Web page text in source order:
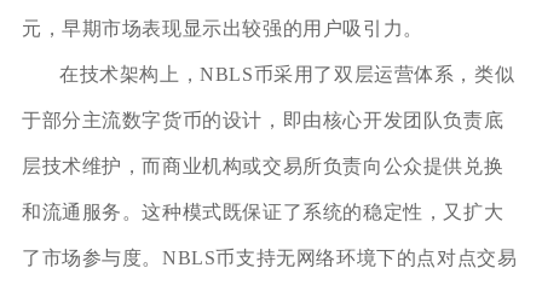
元，早期市场表现显示出较强的用户吸引力。
在技术架构上，NBLS币采用了双层运营体系，类似
于部分主流数字货币的设计，即由核心开发团队负责底
层技术维护，而商业机构或交易所负责向公众提供兑换
和流通服务。这种模式既保证了系统的稳定性，又扩大
了市场参与度。NBLS币支持无网络环境下的点对点交易